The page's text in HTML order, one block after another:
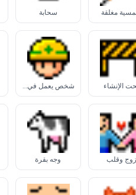
مغلقة سحابة
الإنشاء شخص يعمل في البناء
زوج وقلب وجه بقرة